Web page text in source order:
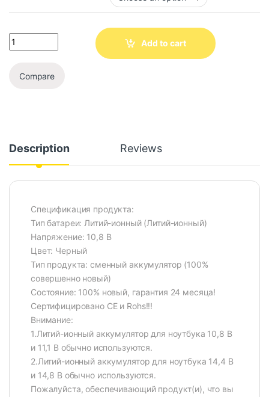
Add to cart
Compare
Description Reviews
Спецификация продукта:
Тип батареи: Литий-ионный (Литий-ионный)
Напряжение: 10,8 В
Цвет: Черный
Тип продукта: сменный аккумулятор (100%
совершенно новый)
Состояние: 100% новый, гарантия 24 месяца!
Сертифицировано CE и Rohs!!!
Внимание:
1.Литий-ионный аккумулятор для ноутбука 10,8 В
и 11,1 В обычно используются.
2.Литий-ионный аккумулятор для ноутбука 14,4 В
и 14,8 В обычно используются.
Пожалуйста, обеспечивающий продукт(и), что вы